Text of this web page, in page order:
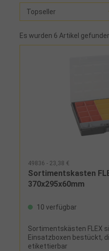
Es wurden 6 Artikel
49836 - 23,38 €
Sortimentskasten
370x295x60mm
10 verfügbar
Sortimentskästen FLEX
Einsatzboxen bestückt,
etikettierbar